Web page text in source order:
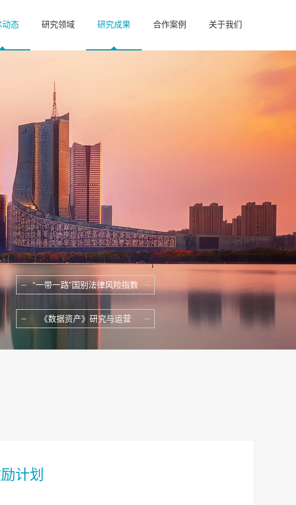
动态 研究领域 研究成果 合作案例 关于我们
“一带一路”国别法律风险指数
《数据资产》研究与运营
计划